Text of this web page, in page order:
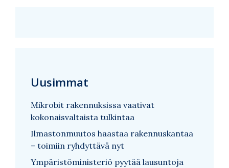
Uusimmat
Mikrobit rakennuksissa vaativat
kokonaisvaltaista tulkintaa
Ilmastonmuutos haastaa rakennuskantaa
– toimiin ryhdyttävä nyt
Ympäristöministeriö pyytää lausuntoja